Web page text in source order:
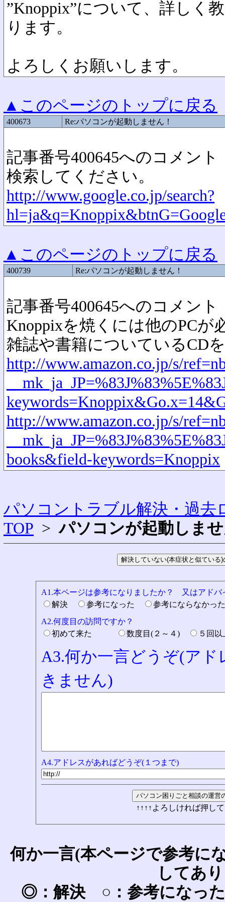
”Knoppix”について、詳しく
ります。
よろしくお願いします。
▲このページのトップに戻る
400673 Re:パソコンが起動しません！
記事番号400645へのコメント
検索してください。
http://www.google.co.jp/search?
▲このページのトップに戻る
400739 Re:パソコンが起動しません！
記事番号400645へのコメント
Knoppixを焼くには他のPCが
雑誌や書籍についているCD
http://www.amazon.co.jp/s/
http://www.amazon.co.jp/s/
books&field-keywords=Knoppix
パソコントラブル解決・過去
TOP >パソコンが起動しま
A1.本ページは参考になりましたか？ 又はアドバ
解決
参考になった
参考にならなか
A2.何度目の訪問ですか？
初めて来た
数度目(２～４) ５回
A3.何か一言どうぞ(ア
きません)
A4.アドレスがあればどうぞ(１つまで)
↑↑↑↑よろしければ押し
何か一言(本ページで参考に
してあ
◎：解決 ○：参考になっ